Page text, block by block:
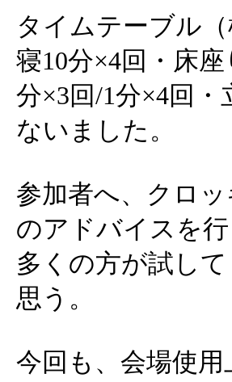
タイムテーブル
寝10分×4回・床
分×3回/1分×4回
ないました。
参加者へ、クロ
のアドバイスを
多くの方が試し
思う。
今回も、会場使